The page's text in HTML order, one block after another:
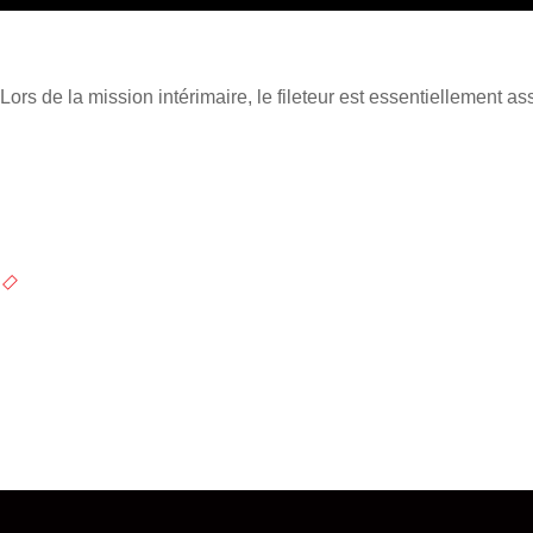
Lors de la mission intérimaire, le fileteur est essentiellement
по